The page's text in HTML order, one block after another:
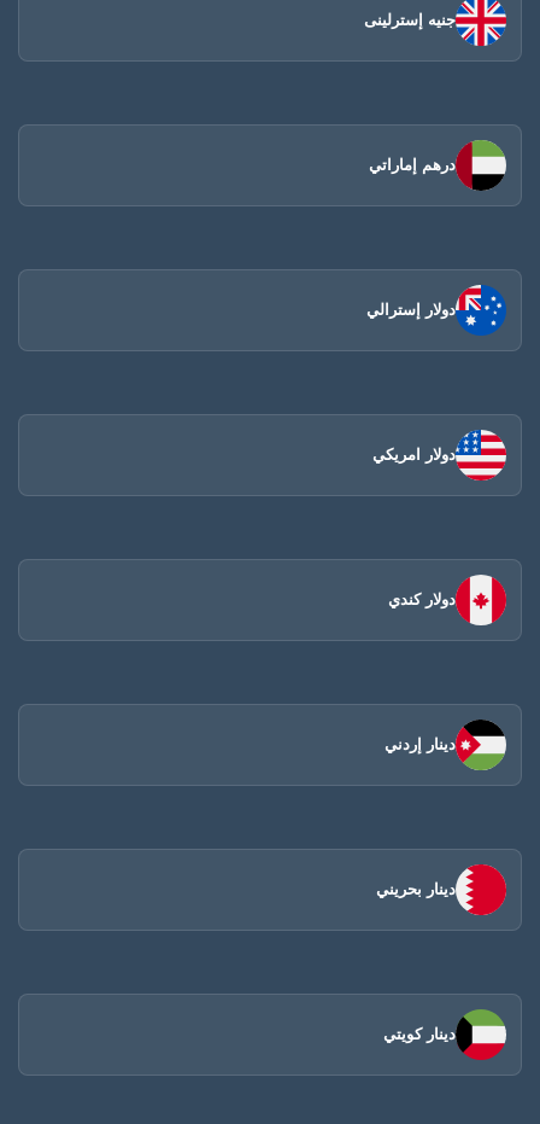
جنيه إسترلينى
درهم إماراتي
دولار إسترالي
دولار امريكي
دولار كندي
دينار إردني
دينار بحريني
دينار كويتي